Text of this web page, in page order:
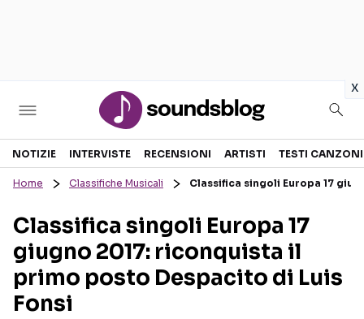
x
Sezioni
RECENSIONI MUSICALI
INTERVISTE
GOSSIP E CURIOSITÀ
TESTI CANZONI
TOUR ED EVENTI
TALENT SHOW
NOTIZIE INTERVISTE RECENSIONI ARTISTI TESTI CANZONI
Home Classifiche Musicali Classifica singoli Europa 17
Classifica singoli Europa 17
giugno 2017: riconquista il
primo posto Despacito di Luis
Fonsi